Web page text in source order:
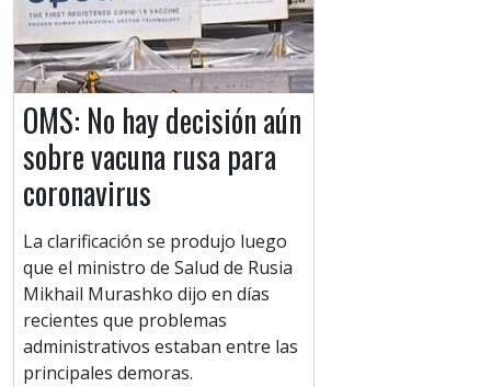
OMS: No hay decisión aún
sobre vacuna rusa para
coronavirus
La clarificación se produjo luego
que el ministro de Salud de Rusia
Mikhail Murashko dijo en días
recientes que problemas
administrativos estaban entre las
principales demoras.